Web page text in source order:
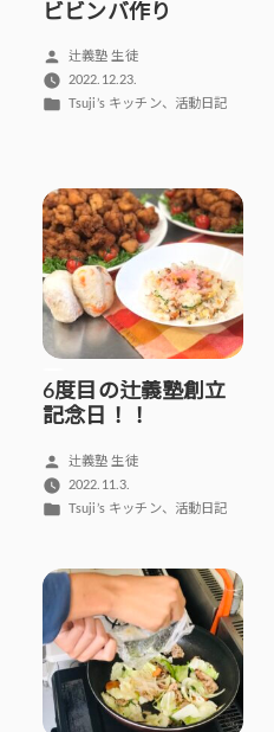
ビビンバ作り
投
稿
者:
辻義塾 生徒
2022.12.23.
カ
ー:
Tsuji’s キッチン、 活動日記
6度目の辻義塾創立
記念日！！
投
稿
者:
辻義塾 生徒
2022.11.3.
カ
リ
Tsuji’s キッチン、 活動日記